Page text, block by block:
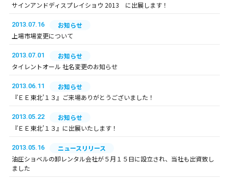
サインアンドディスプレイショウ 2013 に出展します！
2013.07.16
お知らせ
上場市場変更について
2013.07.01
お知らせ
タイレントオール 社名変更のお知らせ
2013.06.11
お知らせ
『ＥＥ東北’１３』ご来場ありがとうございました！
2013.05.22
お知らせ
『ＥＥ東北’１３』に出展いたします！
2013.05.16
ニュースリリース
油圧ショベルの卸レンタル会社が５月１５日に設立され、当社も出資致し
ました